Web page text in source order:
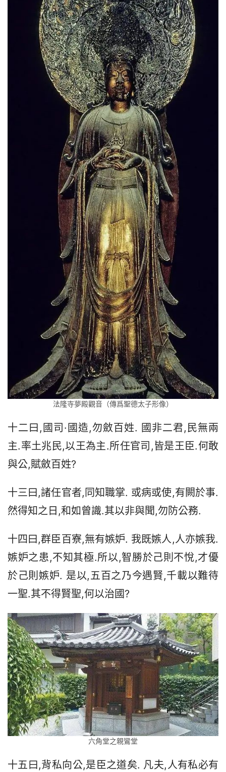
法隆寺夢殿觀音（傳爲聖德太子形像）
十二曰,國司·國造,勿斂百姓. 國非二君,民無兩
主.率土兆民,以王為主.所任官司,皆是王臣.何敢
與公,賦斂百姓?
十三曰,諸任官者,同知職掌. 或病或使,有闕於事.
然得知之日,和如曾識.其以非與聞,勿防公務.
十四曰,群臣百寮,無有嫉妒. 我既嫉人,人亦嫉我.
嫉妒之患,不知其極.所以,智勝於己則不悅,才優
於己則嫉妒. 是以,五百之乃今遇賢,千載以難待
一聖.其不得賢聖,何以治國?
六角堂之親鸞堂
十五曰,背私向公,是臣之道矣. 凡夫,人有私必有